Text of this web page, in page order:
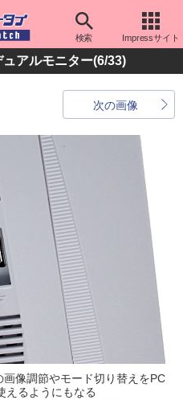
検索 Impressサイト
アルモニター(6/33)
次の画像
像調節やモード切り替えをPC
えるようにもなる